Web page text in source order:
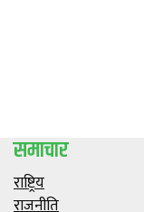
समाचार
राष्ट्रिय
राजनीति